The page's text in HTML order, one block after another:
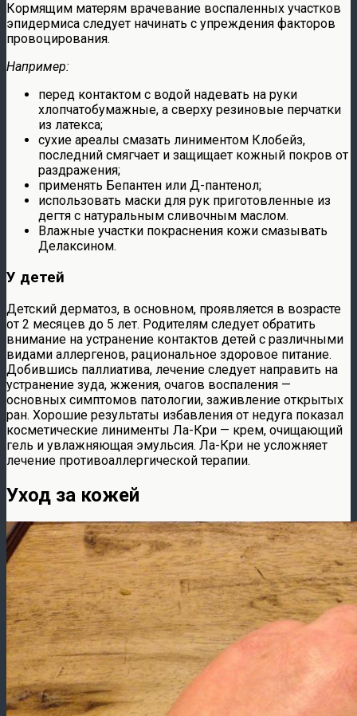
Кормящим матерям врачевание воспаленных участков
эпидермиса следует начинать с упреждения факторов
провоцирования.
Например:
перед контактом с водой надевать на руки
хлопчатобумажные, а сверху резиновые перчатки
из латекса;
сухие ареалы смазать линиментом Клобейз,
последний смягчает и защищает кожный покров от
раздражения;
применять Бепантен или Д-пантенол;
использовать маски для рук приготовленные из
дегтя с натуральным сливочным маслом.
Влажные участки покраснения кожи смазывать
Делаксином.
У детей
Детский дерматоз, в основном, проявляется в возрасте
от 2 месяцев до 5 лет. Родителям следует обратить
внимание на устранение контактов детей с различными
видами аллергенов, рациональное здоровое питание.
Добившись паллиатива, лечение следует направить на
устранение зуда, жжения, очагов воспаления —
основных симптомов патологии, заживление открытых
ран. Хорошие результаты избавления от недуга показал
косметические линименты Ла-Кри — крем, очищающий
гель и увлажняющая эмульсия. Ла-Кри не усложняет
лечение противоаллергической терапии.
Уход за кожей